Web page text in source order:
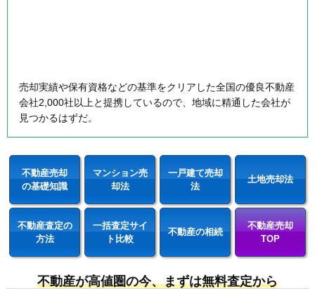
売却実績や保有資格などの基準をクリアした全国の優良不動産
会社2,000社以上と提携しているので、地域に精通した会社が
見つかるはずだ。
不動産売却
の基礎知識
マンション売
却法
一戸建て売却
法
土地売却法
不動産査定の
方法
一括査定サイ
ト比較
不動産の相続
不動産売却
TOP
不動産が高値圏の今、まずは無料査定から